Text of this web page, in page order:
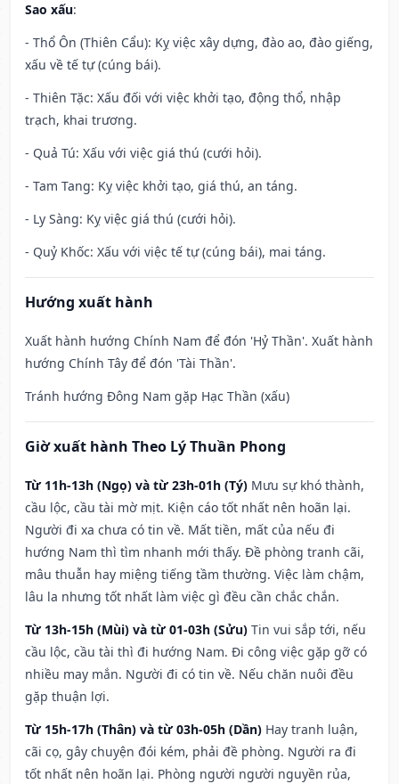
Sao xấu:
- Thổ Ôn (Thiên Cẩu): Kỵ việc xây dựng, đào ao, đào giếng,
xấu về tế tự (cúng bái).
- Thiên Tặc: Xấu đối với việc khởi tạo, động thổ, nhập
trạch, khai trương.
- Quả Tú: Xấu với việc giá thú (cưới hỏi).
- Tam Tang: Kỵ việc khởi tạo, giá thú, an táng.
- Ly Sàng: Kỵ việc giá thú (cưới hỏi).
- Quỷ Khốc: Xấu với việc tế tự (cúng bái), mai táng.
Hướng xuất hành
Xuất hành hướng Chính Nam để đón 'Hỷ Thần'. Xuất hành
hướng Chính Tây để đón 'Tài Thần'.
Tránh hướng Đông Nam gặp Hạc Thần (xấu)
Giờ xuất hành Theo Lý Thuần Phong
Từ 11h-13h (Ngọ) và từ 23h-01h (Tý) Mưu sự khó thành,
cầu lộc, cầu tài mờ mịt. Kiện cáo tốt nhất nên hoãn lại.
Người đi xa chưa có tin về. Mất tiền, mất của nếu đi
hướng Nam thì tìm nhanh mới thấy. Đề phòng tranh cãi,
mâu thuẫn hay miệng tiếng tầm thường. Việc làm chậm,
lâu la nhưng tốt nhất làm việc gì đều cần chắc chắn.
Từ 13h-15h (Mùi) và từ 01-03h (Sửu) Tin vui sắp tới, nếu
cầu lộc, cầu tài thì đi hướng Nam. Đi công việc gặp gỡ có
nhiều may mắn. Người đi có tin về. Nếu chăn nuôi đều
gặp thuận lợi.
Từ 15h-17h (Thân) và từ 03h-05h (Dần) Hay tranh luận,
cãi cọ, gây chuyện đói kém, phải đề phòng. Người ra đi
tốt nhất nên hoãn lại. Phòng người người nguyền rủa,